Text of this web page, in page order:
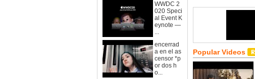
WWDC 2
020 Speci
al Event K
eynote —
...
encerrad
a en el as
censor *p
or dos h
o...
Popular Videos